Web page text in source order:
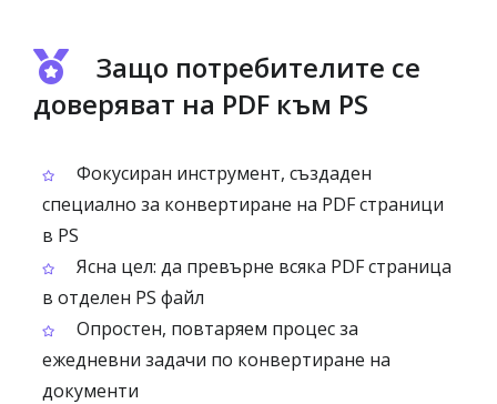
Защо потребителите се
доверяват на PDF към PS
Фокусиран инструмент, създаден
специално за конвертиране на PDF страници
в PS
Ясна цел: да превърне всяка PDF страница
в отделен PS файл
Опростен, повтаряем процес за
ежедневни задачи по конвертиране на
документи